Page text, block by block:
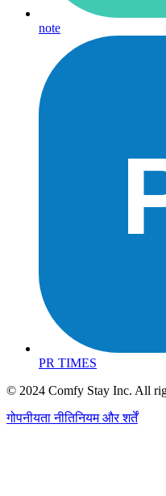
note
PR TIMES
© 2024 Comfy Stay Inc. All
गोपनीयता नीतिनियम और शर्तें